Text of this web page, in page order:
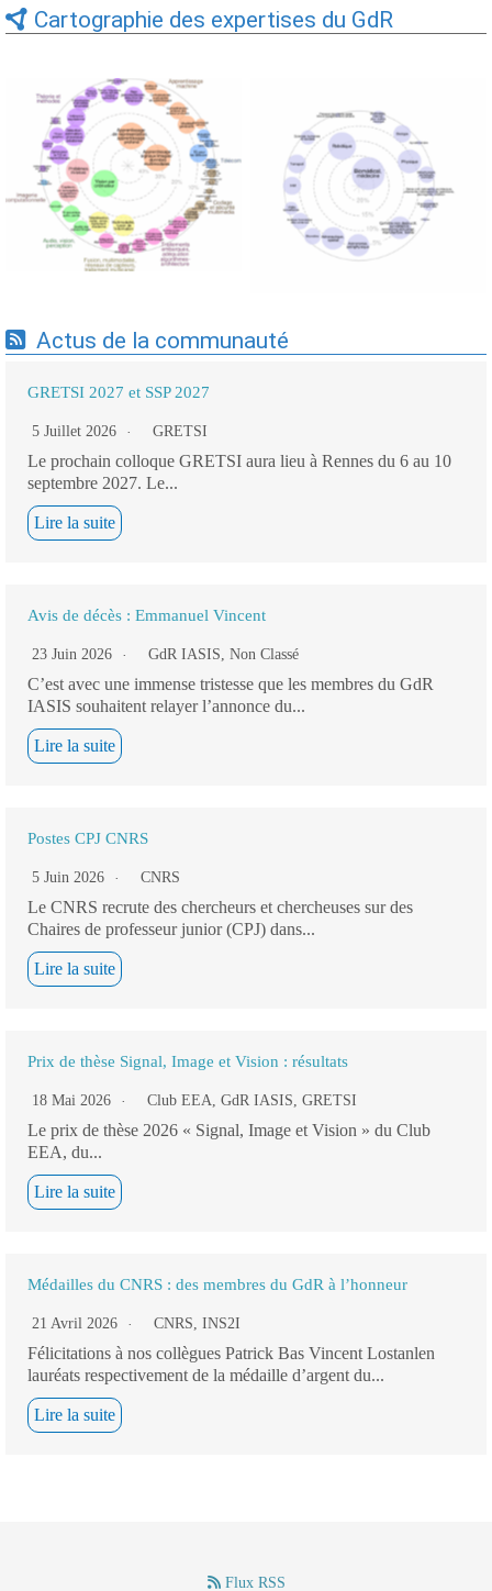
Cartographie des expertises du GdR
Expertises du GdR -
cartographie par Axes -
19/09/2025
Expertises du GdR -
cartographie par mots-clés
applicatifs - 19/09/2025
Actus de la communauté
GRETSI 2027 et SSP 2027
5 Juillet 2026 GRETSI
Le prochain colloque GRETSI aura lieu à Rennes du 6 au 10
septembre 2027. Le...
Lire la suite
Avis de décès : Emmanuel Vincent
23 Juin 2026 GdR IASIS, Non Classé
C’est avec une immense tristesse que les membres du GdR
IASIS souhaitent relayer l’annonce du...
Lire la suite
Postes CPJ CNRS
5 Juin 2026 CNRS
Le CNRS recrute des chercheurs et chercheuses sur des
Chaires de professeur junior (CPJ) dans...
Lire la suite
Prix de thèse Signal, Image et Vision : résultats
18 Mai 2026 Club EEA, GdR IASIS, GRETSI
Le prix de thèse 2026 « Signal, Image et Vision » du Club
EEA, du...
Lire la suite
Médailles du CNRS : des membres du GdR à l’honneur
21 Avril 2026 CNRS, INS2I
Félicitations à nos collègues Patrick Bas Vincent Lostanlen
lauréats respectivement de la médaille d’argent du...
Lire la suite
Flux RSS